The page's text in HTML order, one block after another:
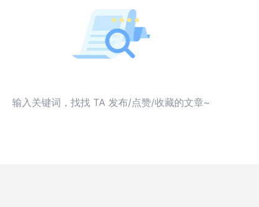
输入关键词，找找 TA 发布/点赞/收藏的文章~